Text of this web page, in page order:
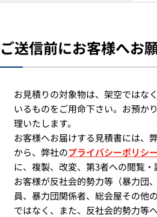
ご送信前にお客様へお
お見積りの対象物は、架空ではな
いるものをご用命下さい。お預か
理いたします。
お客様へお届けする見積書には、
から、弊社のプライバシーポリシー
に、複製、改変、第3者への閲覧・
お客様が反社会的勢力等（暴力団
員、暴力団関係者、総会屋その他
ではなく、また、反社会的勢力等